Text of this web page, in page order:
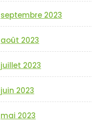
septembre 2023
août 2023
juillet 2023
juin 2023
mai 2023